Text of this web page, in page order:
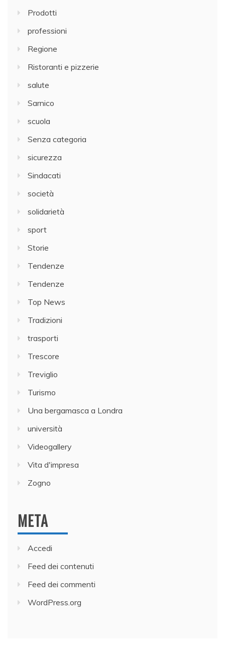
Prodotti
professioni
Regione
Ristoranti e pizzerie
salute
Sarnico
scuola
Senza categoria
sicurezza
Sindacati
società
solidarietà
sport
Storie
Tendenze
Tendenze
Top News
Tradizioni
trasporti
Trescore
Treviglio
Turismo
Una bergamasca a Londra
università
Videogallery
Vita d'impresa
Zogno
META
Accedi
Feed dei contenuti
Feed dei commenti
WordPress.org